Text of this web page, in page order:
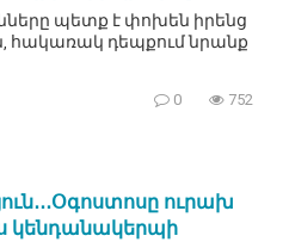
պետք է փոխեն իրենց
հակառակ դեպքում նրանք
0 752
ուրախ
կենդանակերպի